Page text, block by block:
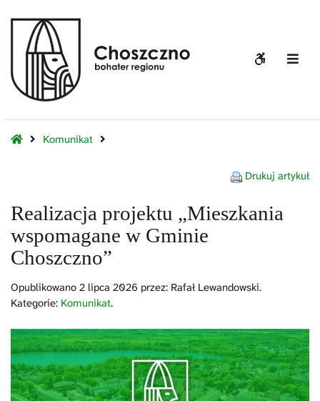
Mieszkania
Wspomagane
Gminie
Choszczno
WCAG
HomeKomunikat
Drukuj artykuł
Realizacja projektu „Mieszkania
wspomagane w Gminie
Choszczno”
Opublikowano 2 lipca 2026 przez: Rafał Lewandowski.
Kategorie: Komunikat.